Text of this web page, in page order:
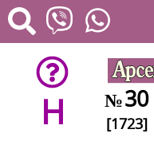
H №30
[1723]